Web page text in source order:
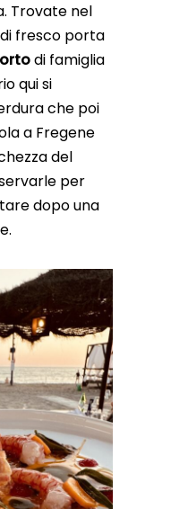
Trovate nel
fresco porta
ortodi famiglia
qui si
che poi
a Fregene
del
per
dopo una